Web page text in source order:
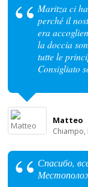
Maritza ci
perché il
era
la doccia
tutte le
Consigliato
Matteo
Chiampo,
Спасибо,